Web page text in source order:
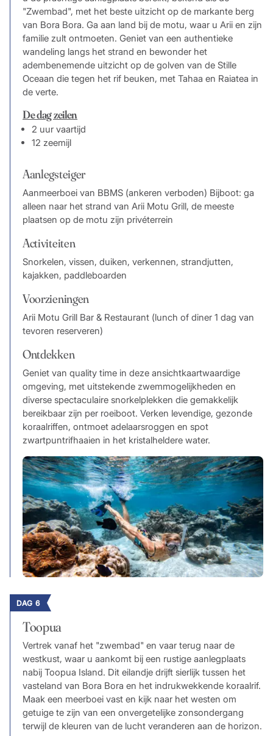
"Zwembad", met het beste uitzicht op de markante berg
van Bora Bora. Ga aan land bij de motu, waar u Arii en zijn
familie zult ontmoeten. Geniet van een authentieke
wandeling langs het strand en bewonder het
adembenemende uitzicht op de golven van de Stille
Oceaan die tegen het rif beuken, met Tahaa en Raiatea in
de verte.
De dag zeilen
2 uur vaartijd
12 zeemijl
Aanlegsteiger
Aanmeerboei van BBMS (ankeren verboden) Bijboot: ga
alleen naar het strand van Arii Motu Grill, de meeste
plaatsen op de motu zijn privéterrein
Activiteiten
Snorkelen, vissen, duiken, verkennen, strandjutten,
kajakken, paddleboarden
Voorzieningen
Arii Motu Grill Bar & Restaurant (lunch of diner 1 dag van
tevoren reserveren)
Ontdekken
Geniet van quality time in deze ansichtkaartwaardige
omgeving, met uitstekende zwemmogelijkheden en
diverse spectaculaire snorkelplekken die gemakkelijk
bereikbaar zijn per roeiboot. Verken levendige, gezonde
koraalriffen, ontmoet adelaarsroggen en spot
zwartpuntrifhaaien in het kristalheldere water.
DAG 6
Toopua
Vertrek vanaf het "zwembad" en vaar terug naar de
westkust, waar u aankomt bij een rustige aanlegplaats
nabij Toopua Island. Dit eilandje drijft sierlijk tussen het
vasteland van Bora Bora en het indrukwekkende koraalrif.
Maak een meerboei vast en kijk naar het westen om
getuige te zijn van een onvergetelijke zonsondergang
terwijl de kleuren van de lucht veranderen aan de horizon.